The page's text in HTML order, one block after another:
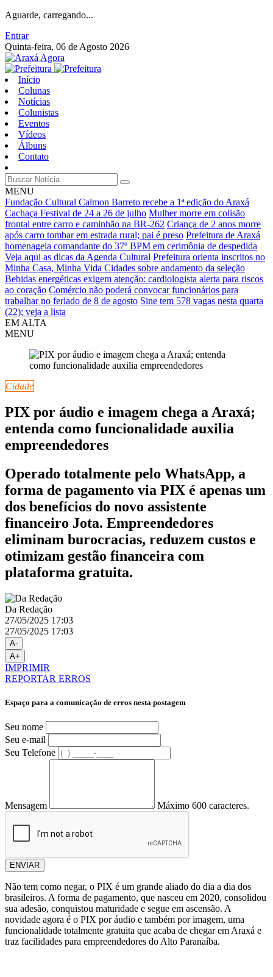
Aguarde, carregando...
Entrar
Quinta-feira, 06 de Agosto 2026
Início
Colunas
Notícias
Colunistas
Eventos
Vídeos
Álbuns
Contato
MENU
Fundação Cultural Calmon Barreto recebe a 1ª edição do Araxá
Cachaça Festival de 24 a 26 de julho Mulher morre em colisão
frontal entre carro e caminhão na BR-262 Criança de 2 anos morre
após carro tombar em estrada rural; pai é preso Prefeitura de Araxá
homenageia comandante do 37º BPM em cerimônia de despedida
Veja aqui as dicas da Agenda Cultural Prefeitura orienta inscritos no
Minha Casa, Minha Vida Cidades sobre andamento da seleção
Bebidas energéticas exigem atenção: cardiologista alerta para riscos
ao coração Comércio não poderá convocar funcionários para
trabalhar no feriado de 8 de agosto Sine tem 578 vagas nesta quarta
(22); veja a lista
EM ALTA
MENU
Cidade
PIX por áudio e imagem chega a Araxá;
entenda como funcionalidade auxilia
empreendedores
Operado totalmente pelo WhatsApp, a
forma de pagamento via PIX é apenas um
dos benefícios do novo assistente
financeiro Jota. Empreendedores
eliminam burocracias, reduzem custos e
otimizam gestão financeira com
plataforma gratuita.
Da Redação
27/05/2025 17:03
27/05/2025 17:03
A-
A+
IMPRIMIR
REPORTAR ERROS
Espaço para a comunicação de erros nesta postagem
Seu nome
Seu e-mail
Seu Telefone
Mensagem Máximo 600 caracteres.
ENVIAR
Não tem como negar, o PIX é um grande aliado do dia a dia dos
brasileiros. A forma de pagamento, que nasceu em 2020, consolidou
sua adesão, conquistou maturidade e segue em ascensão. A
novidade agora é o PIX por áudio e também por imagem, uma
funcionalidade totalmente gratuita que acaba de chegar em Araxá e
traz facilidades para empreendedores do Alto Paranaíba.